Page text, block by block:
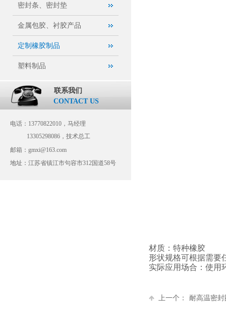
密封条、密封垫
金属包胶、衬胶产品
定制橡胶制品
塑料制品
材质：特种橡胶
形状规格可根据需要
实际应用场合：使用
上一个： 耐高温密封
联系我们
CONTACT US
电话：13770822010，马经理
13305298086，技术总工
邮箱：gmxi@163.com
地址： 江苏省镇江市句容市312国道58号